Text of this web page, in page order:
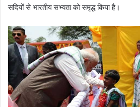
सदियों से भारतीय सभ्यता को समृद्ध किया है।